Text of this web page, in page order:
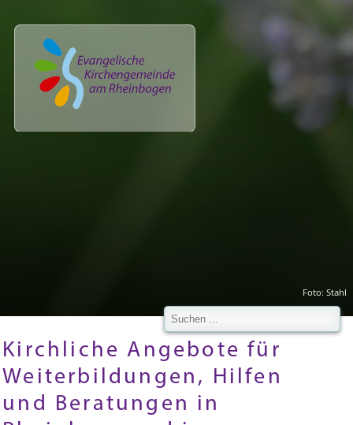
Foto: Stahl
Kirchliche Angebote für
Weiterbildungen, Hilfen
und Beratungen in